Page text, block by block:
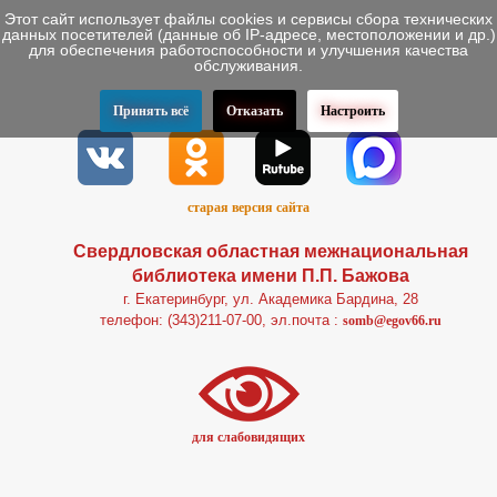
старая версия сайта
Свердловская областная межнациональная
библиотека имени П.П. Бажова
г. Екатеринбург, ул. Академика Бардина, 28
телефон: (343)211-07-00, эл.почта : somb@egov66.ru
для слабовидящих
Этот сайт использует файлы cookies и сервисы сбора технических
данных посетителей (данные об IP-адресе, местоположении и др.)
для обеспечения работоспособности и улучшения качества
обслуживания.
Принять всё Отказать Настроить